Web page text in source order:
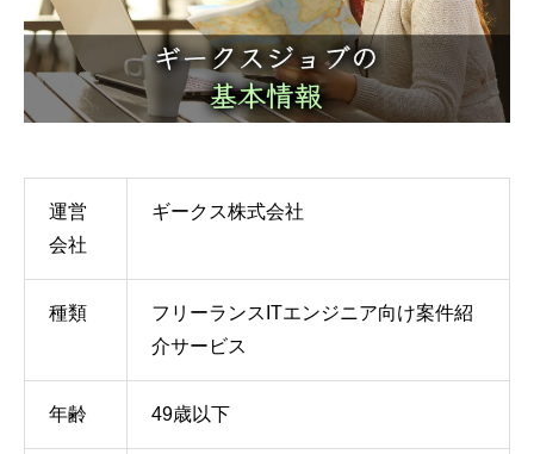
運営
会社
ギークス株式会社
種類
フリーランスITエンジニア向け案件紹
介サービス
年齢 49歳以下